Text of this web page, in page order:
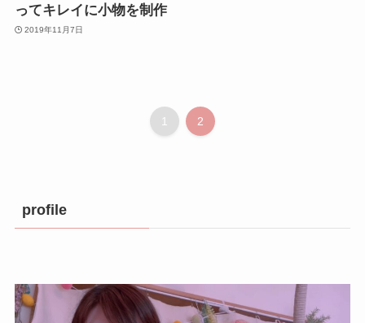
ってキレイに小物を制作
2019年11月7日
1 2
profile